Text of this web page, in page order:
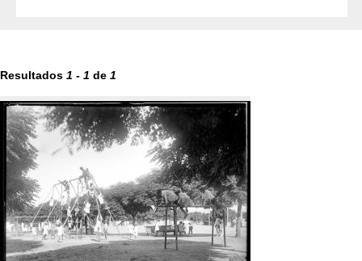
Resultados 1 - 1 de 1